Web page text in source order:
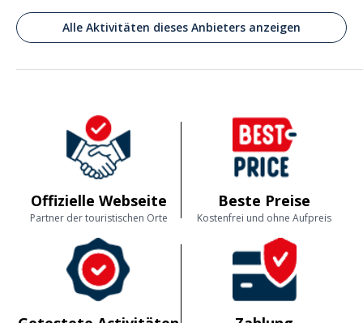
Alle Aktivitäten dieses Anbieters anzeigen
Offizielle Webseite
Partner der touristischen Orte
Beste Preise
Kostenfrei und ohne Aufpreis